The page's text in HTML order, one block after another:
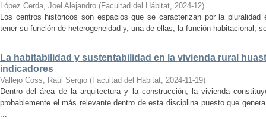
López Cerda, Joel Alejandro (Facultad del Hábitat, 2024-12)
Los centros históricos son espacios que se caracterizan por la
tener su función de heterogeneidad y, una de ellas, la función habitacional,
La habitabilidad y sustentabilidad en la vivienda rural
indicadores
Vallejo Coss, Raúl Sergio (Facultad del Hábitat, 2024-11-19)
Dentro del área de la arquitectura y la construcción, la vivienda
probablemente el más relevante dentro de esta disciplina puesto que
...